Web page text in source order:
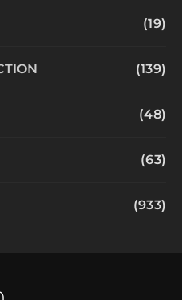
(19)
(139)
(48)
(63)
(933)